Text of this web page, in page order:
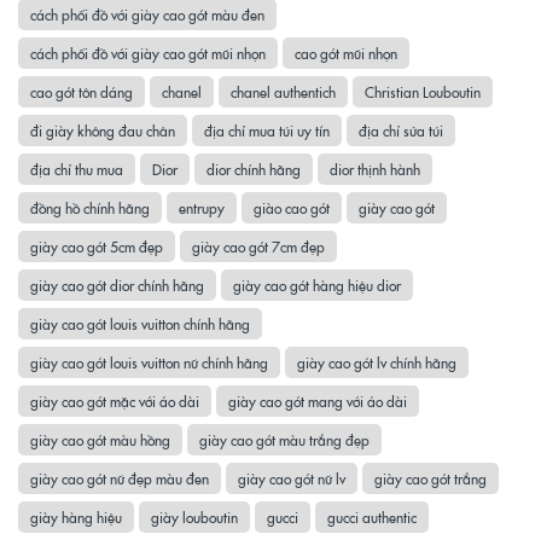
cách phối đồ với giày cao gót màu đen
cách phối đồ với giày cao gót mũi nhọn
cao gót mũi nhọn
cao gót tôn dáng
chanel chanel authentich
Christian Louboutin
đi giày không đau chân
địa chỉ mua túi uy tín
địa chỉ sửa túi
địa chỉ thu mua
Dior dior chính hãng
dior thịnh hành
đồng hồ chính hãng
entrupy giào cao gót
giày cao gót
giày cao gót 5cm đẹp
giày cao gót 7cm đẹp
giày cao gót dior chính hãng
giày cao gót hàng hiệu dior
giày cao gót louis vuitton chính hãng
giày cao gót louis vuitton nữ chính hãng
giày cao gót lv chính hãng
giày cao gót mặc với áo dài
giày cao gót mang với áo dài
giày cao gót màu hồng
giày cao gót màu trắng đẹp
giày cao gót nữ đẹp màu đen
giày cao gót nữ lv
giày cao gót trắng
giày hàng hiệu
giày louboutin gucci
gucci authentic